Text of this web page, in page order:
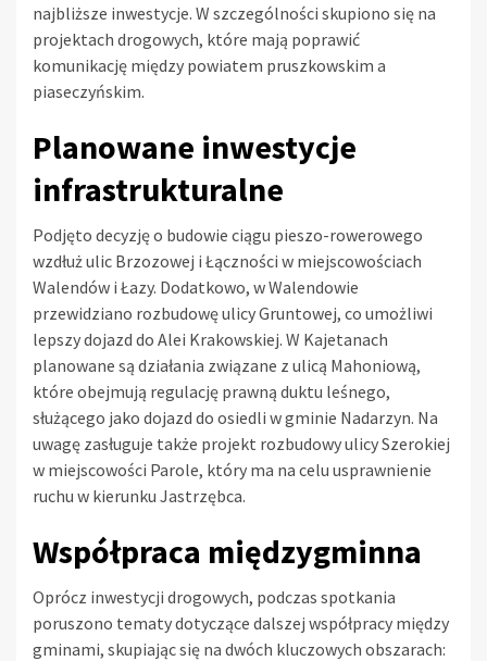
najbliższe inwestycje. W szczególności skupiono się na
projektach drogowych, które mają poprawić
komunikację między powiatem pruszkowskim a
piaseczyńskim.
Planowane inwestycje
infrastrukturalne
Podjęto decyzję o budowie ciągu pieszo-rowerowego
wzdłuż ulic Brzozowej i Łączności w miejscowościach
Walendów i Łazy. Dodatkowo, w Walendowie
przewidziano rozbudowę ulicy Gruntowej, co umożliwi
lepszy dojazd do Alei Krakowskiej. W Kajetanach
planowane są działania związane z ulicą Mahoniową,
które obejmują regulację prawną duktu leśnego,
służącego jako dojazd do osiedli w gminie Nadarzyn. Na
uwagę zasługuje także projekt rozbudowy ulicy Szerokiej
w miejscowości Parole, który ma na celu usprawnienie
ruchu w kierunku Jastrzębca.
Współpraca międzygminna
Oprócz inwestycji drogowych, podczas spotkania
poruszono tematy dotyczące dalszej współpracy między
gminami, skupiając się na dwóch kluczowych obszarach: